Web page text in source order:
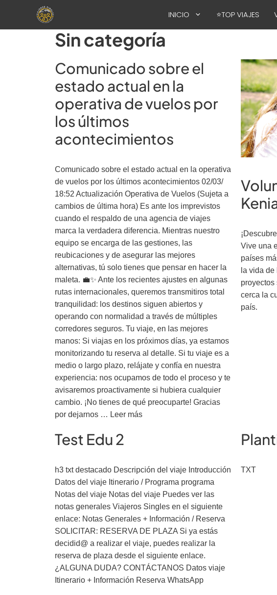
contenido
INICIO ⭐TOP VIAJES
Sin categoría
Comunicado sobre el
estado actual en la
operativa de vuelos por
los últimos
acontecimientos
Comunicado sobre el estado actual en la operativa
de vuelos por los últimos acontecimientos 02/03/
18:52 Actualización Operativa de Vuelos (Sujeta a
cambios de última hora) Es ante los imprevistos
cuando el respaldo de una agencia de viajes
marca la verdadera diferencia. Mientras nuestro
equipo se encarga de las gestiones, las
reubicaciones y de asegurar las mejores
alternativas, tú solo tienes que pensar en hacer la
maleta. 💼✨ Ante los recientes ajustes en algunas
rutas internacionales, queremos transmitiros total
tranquilidad: los destinos siguen abiertos y
operando con normalidad a través de múltiples
corredores seguros. Tu viaje, en las mejores
manos: Si viajas en los próximos días, ya estamos
monitorizando tu reserva al detalle. Si tu viaje es a
medio o largo plazo, relájate y confía en nuestra
experiencia: nos ocupamos de todo el proceso y te
avisaremos proactivamente si hubiera cualquier
cambio. ¡No tienes de qué preocuparte! Gracias
por dejarnos … Leer más
Vive una
países
la vida
proyectos
cerca la
país.
Test Edu 2
h3 txt destacado Descripción del viaje Introducción
Datos del viaje Itinerario / Programa programa
Notas del viaje Notas del viaje Puedes ver las
notas generales Viajeros Singles en el siguiente
enlace: Notas Generales + Información / Reserva
SOLICITAR: RESERVA DE PLAZA Si ya estás
decidid@ a realizar el viaje, puedes realizar la
reserva de plaza desde el siguiente enlace.
¿ALGUNA DUDA? CONTÁCTANOS Datos viaje
Itinerario + Información Reserva WhatsApp
TXT